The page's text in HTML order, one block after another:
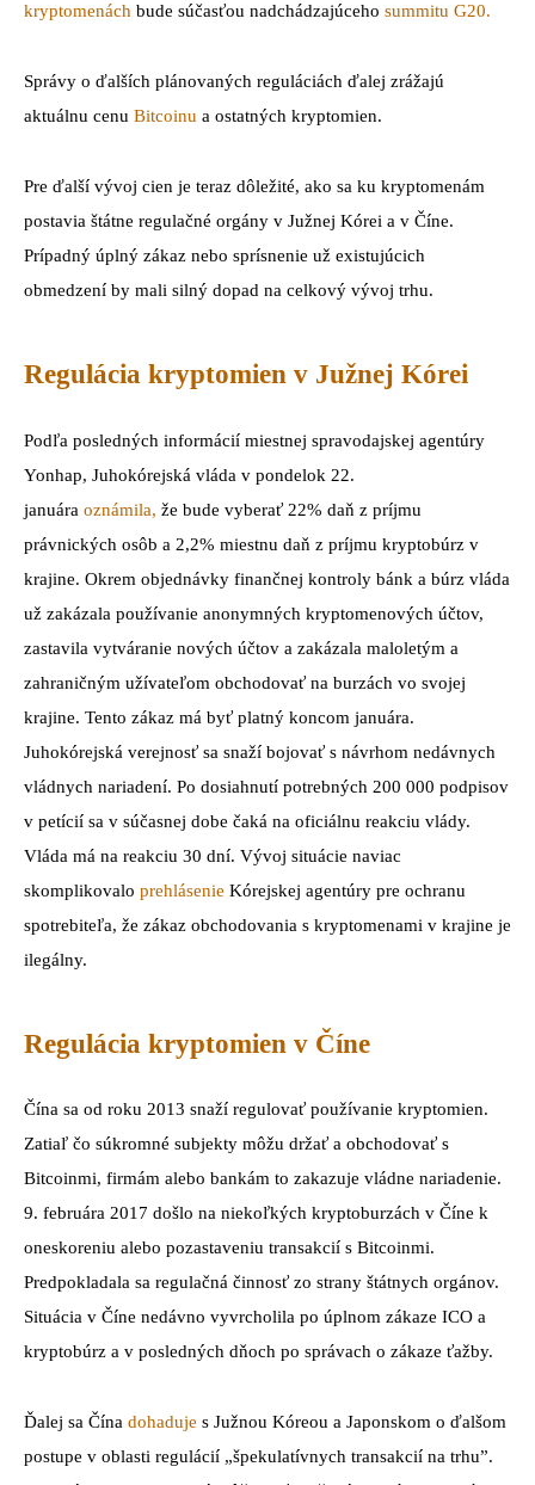
kryptomenách bude súčasťou nadchádzajúceho summitu G20.
Správy o ďalších plánovaných reguláciách ďalej zrážajú
aktuálnu cenu Bitcoinu a ostatných kryptomien.
Pre ďalší vývoj cien je teraz dôležité, ako sa ku kryptomenám
postavia štátne regulačné orgány v Južnej Kórei a v Číne.
Prípadný úplný zákaz nebo sprísnenie už existujúcich
obmedzení by mali silný dopad na celkový vývoj trhu.
Regulácia kryptomien v Južnej Kórei
Podľa posledných informácií miestnej spravodajskej agentúry
Yonhap, Juhokórejská vláda v pondelok 22.
januára oznámila, že bude vyberať 22% daň z príjmu
právnických osôb a 2,2% miestnu daň z príjmu kryptobúrz v
krajine. Okrem objednávky finančnej kontroly bánk a búrz vláda
už zakázala používanie anonymných kryptomenových účtov,
zastavila vytváranie nových účtov a zakázala maloletým a
zahraničným užívateľom obchodovať na burzách vo svojej
krajine. Tento zákaz má byť platný koncom januára.
Juhokórejská verejnosť sa snaží bojovať s návrhom nedávnych
vládnych nariadení. Po dosiahnutí potrebných 200 000 podpisov
v petícií sa v súčasnej dobe čaká na oficiálnu reakciu vlády.
Vláda má na reakciu 30 dní. Vývoj situácie naviac
skomplikovalo prehlásenie Kórejskej agentúry pre ochranu
spotrebiteľa, že zákaz obchodovania s kryptomenami v krajine je
ilegálny.
Regulácia kryptomien v Číne
Čína sa od roku 2013 snaží regulovať používanie kryptomien.
Zatiaľ čo súkromné subjekty môžu držať a obchodovať s
Bitcoinmi, firmám alebo bankám to zakazuje vládne nariadenie.
9. februára 2017 došlo na niekoľkých kryptoburzách v Číne k
oneskoreniu alebo pozastaveniu transakcií s Bitcoinmi.
Predpokladala sa regulačná činnosť zo strany štátnych orgánov.
Situácia v Číne nedávno vyvrcholila po úplnom zákaze ICO a
kryptobúrz a v posledných dňoch po správach o zákaze ťažby.
Ďalej sa Čína dohaduje s Južnou Kóreou a Japonskom o ďalšom
postupe v oblasti regulácií „špekulatívnych transakcií na trhu”.